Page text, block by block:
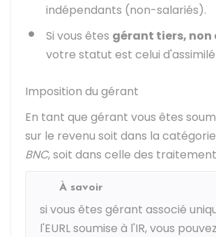
indépendants (non-salariés).
Si vous êtes gérant tiers, non
votre statut est celui
Imposition du gérant
En tant que gérant vous êtes
sur le revenu soit dans la
BNC, soit dans celle des
À savoir
si vous êtes gérant associé
l'EURL soumise à l'IR, vous